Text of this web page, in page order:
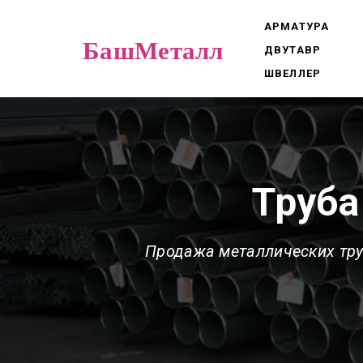
БашМеталл
АРМАТУРА
ДВУТАВР
ШВЕЛЛЕР
Продажа металлических